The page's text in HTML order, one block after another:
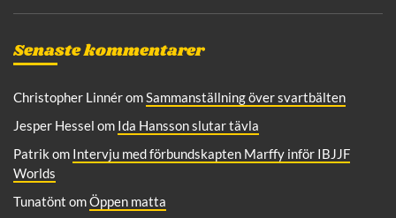
Senaste kommentarer
Christopher LinnéromSammanställning över svartbälten
Jesper Hessel om Ida Hansson slutar tävla
Patrik om Intervju med förbundskapten Marffy inför IBJJF
Worlds
Tunatönt omÖppen matta